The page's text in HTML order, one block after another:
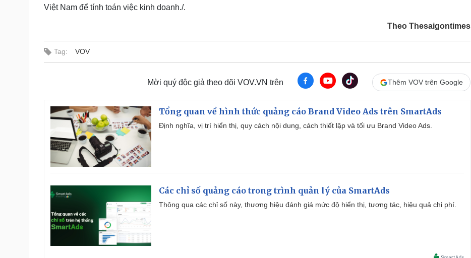
Việt Nam để tính toán việc kinh doanh./.
Theo Thesaigontimes
Tag: VOV
Mời quý độc giả theo dõi VOV.VN trên Thêm VOV trên Google
Tổng quan về hình thức quảng cáo Brand Video Ads trên SmartAds
Định nghĩa, vị trí hiển thị, quy cách nội dung, cách thiết lập và tối ưu Brand Video Ads.
Các chỉ số quảng cáo trong trình quản lý của SmartAds
Thông qua các chỉ số này, thương hiệu đánh giá mức độ hiển thị, tương tác, hiệu quả chi phí.